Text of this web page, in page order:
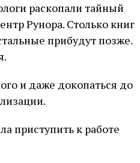
раскопали тайный
Рунора. Столько книг
прибудут позже.
и даже докопаться до
приступить к работе